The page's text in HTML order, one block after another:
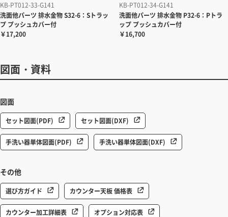
KB-PT012-33-G141
洗面他パーツ 排水金物 S32-6：Sトラッ
プ プッシュカバー付
￥17,200
KB-PT012-34-G141
洗面他パーツ 排水金物 P32-6：Pトラ
ップ プッシュカバー付
￥16,700
図面・資料
図面
セット図面(PDF) セット図面(DXF)
手洗い器単体図面(PDF) 手洗い器単体図面(DXF)
その他
選び方ガイド カウンター天板 価格表
カウンター加工詳細表 オプション対応表